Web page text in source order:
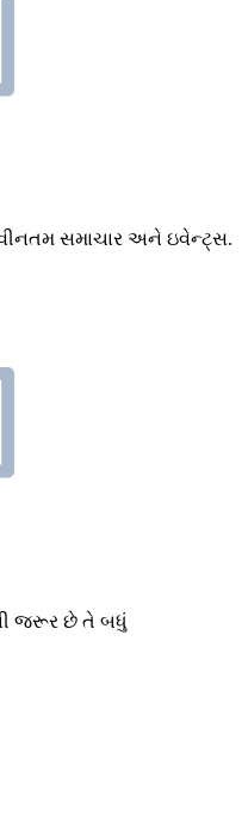
સમાચાર અને ઇવેન્ટ્સ.
જરૂર છે તે બધું